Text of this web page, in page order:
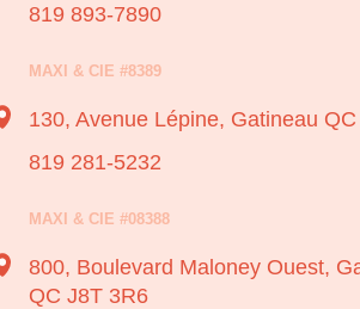
819 893-7890
MAXI & CIE #8389
130, Avenue Lépine, Gatineau
819 281-5232
MAXI & CIE #08388
800, Boulevard Maloney Ouest,
QC J8T 3R6